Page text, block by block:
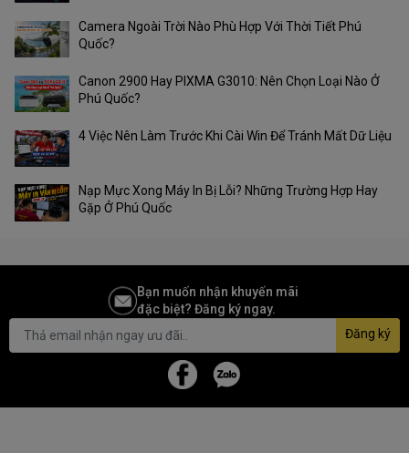
Được thiết kế để chịu được nóng, lạnh, mưa nắng.
Camera Ngoài Trời Nào Phù Hợp Với Thời Tiết Phú
Quốc?
Canon 2900 Hay PIXMA G3010: Nên Chọn Loại Nào Ở
Phú Quốc?
4 Việc Nên Làm Trước Khi Cài Win Để Tránh Mất Dữ Liệu
Nạp Mực Xong Máy In Bị Lỗi? Những Trường Hợp Hay
Gặp Ở Phú Quốc
Bạn muốn nhận khuyến mãi
đặc biệt? Đăng ký ngay.
Đăng ký